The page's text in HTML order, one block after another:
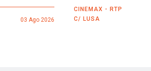
03 Ago 2026
CINEMAX - RTP
C/ LUSA